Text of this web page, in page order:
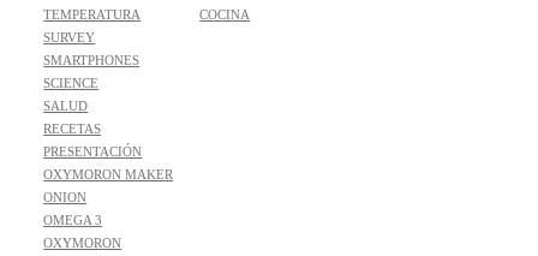
TEMPERATURA
SURVEY
SMARTPHONES
SCIENCE
SALUD
RECETAS
PRESENTACIÓN
OXYMORON MAKER
ONION
OMEGA 3
OXYMORON
COCINA